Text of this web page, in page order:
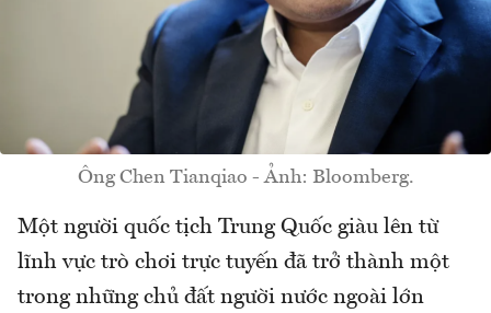
Ông Chen Tianqiao - Ảnh: Bloomberg.
Một người quốc tịch Trung Quốc giàu lên từ
lĩnh vực trò chơi trực tuyến đã trở thành một
trong những chủ đất người nước ngoài lớn